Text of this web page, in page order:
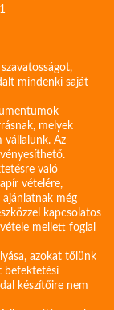
mindenki saját
melyek
vállalunk. Az
való
vételére,
még
kapcsolatos
mellett foglal
azokat tőlünk
befektetési
készítőire nem